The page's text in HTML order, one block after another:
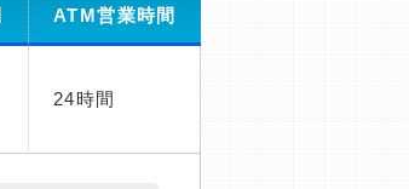
ATM営業時間
24時間